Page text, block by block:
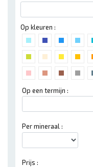
Op kleuren :
Op een termijn :
Per mineraal :
Prijs :